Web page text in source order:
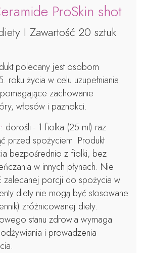
ProSkin shot
I Zawartość 20 sztuk
polecany jest osobom
roku życia w celu uzupełniania
zachowanie
włosów i paznokci.
dorośli - 1 fiolka (25 ml) raz
przed spożyciem. Produkt
bezpośrednio z fiolki, bez
w innych płynach. Nie
zalecanej porcji do spożycia w
diety nie mogą być stosowane
zróżnicowanej diety.
stanu zdrowia wymaga
i prowadzenia